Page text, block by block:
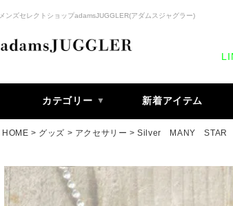
メンズセレクトショップadamsJUGGLER(アダムスジャグラー)
カテゴリー 新着アイテム
HOME グッズ アクセサリー Silver MANY STAR